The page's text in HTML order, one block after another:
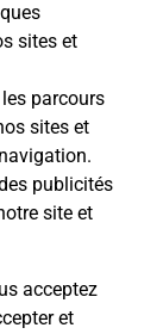
sites et
parcours
sites et
publicités
site et
acceptez
et